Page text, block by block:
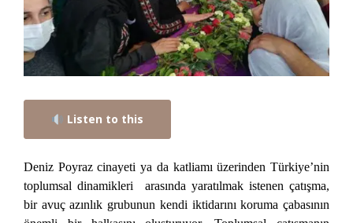
Listen to this
Deniz Poyraz cinayeti ya da katliamı üzerinden Türkiye’nin
toplumsal dinamikleri arasında yaratılmak istenen çatışma,
bir avuç azınlık grubunun kendi iktidarını koruma çabasının